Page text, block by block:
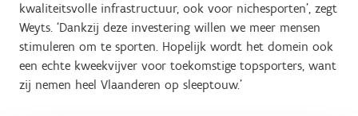
kwaliteitsvolle infrastructuur, ook voor nichesporten’, zegt
Weyts. ‘Dankzij deze investering willen we meer mensen
stimuleren om te sporten. Hopelijk wordt het domein ook
een echte kweekvijver voor toekomstige topsporters, want
zij nemen heel Vlaanderen op sleeptouw.’